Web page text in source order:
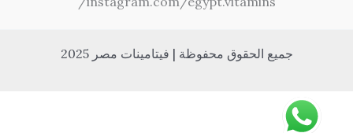
جميع الحقوق محفوظة | فيتامينات مصر 2025